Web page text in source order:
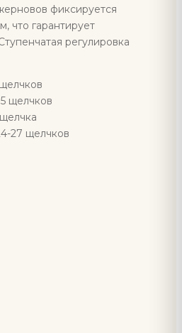
фиксируется
что гарантирует
регулировка
щелчков
27 щелчков